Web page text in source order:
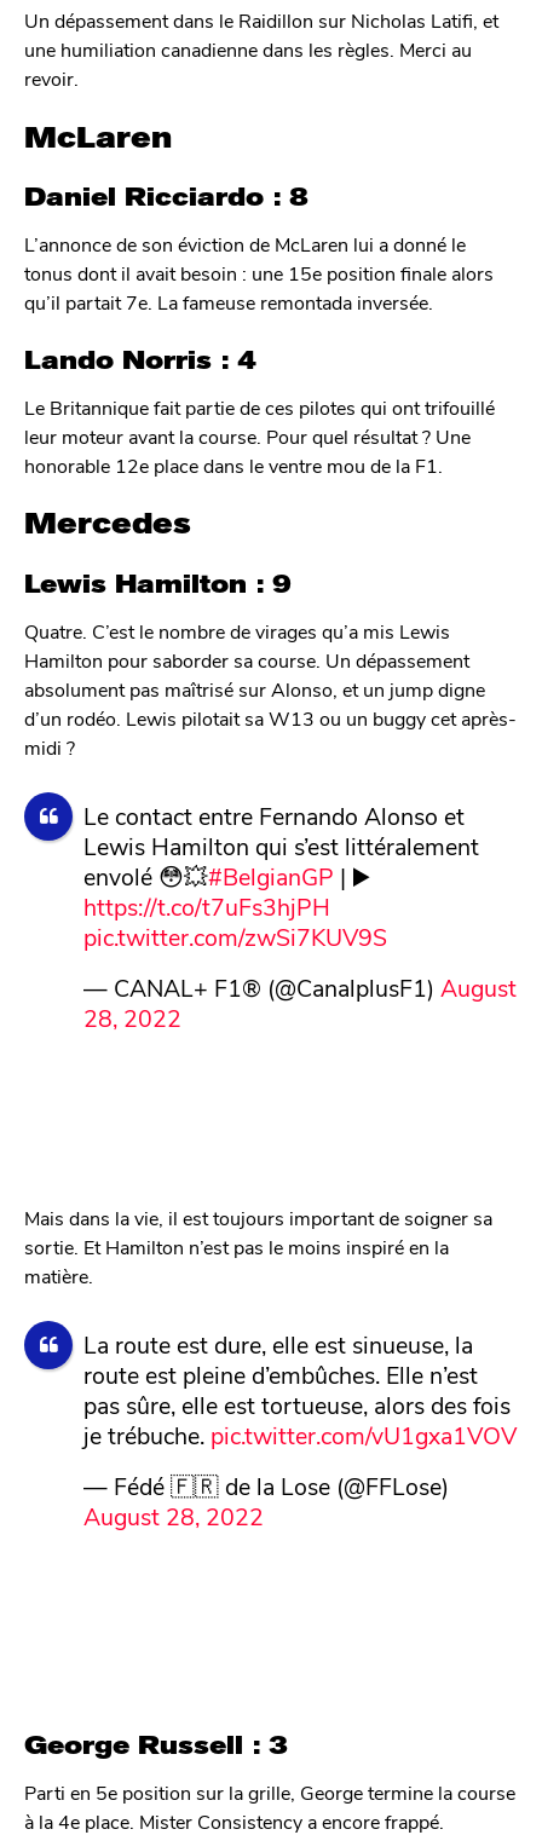
Un dépassement dans le Raidillon sur Nicholas Latifi, et
une humiliation canadienne dans les règles. Merci au
revoir.
McLaren
Daniel Ricciardo : 8
L’annonce de son éviction de McLaren lui a donné le
tonus dont il avait besoin : une 15e position finale alors
qu’il partait 7e. La fameuse remontada inversée.
Lando Norris : 4
Le Britannique fait partie de ces pilotes qui ont trifouillé
leur moteur avant la course. Pour quel résultat ? Une
honorable 12e place dans le ventre mou de la F1.
Mercedes
Lewis Hamilton : 9
Quatre. C’est le nombre de virages qu’a mis Lewis
Hamilton pour saborder sa course. Un dépassement
absolument pas maîtrisé sur Alonso, et un jump digne
d’un rodéo. Lewis pilotait sa W13 ou un buggy cet après-
midi ?
Le contact entre Fernando Alonso et
Lewis Hamilton qui s’est littéralement
envolé 😳💥#BelgianGP | ▶️
https://t.co/t7uFs3hjPH
pic.twitter.com/zwSi7KUV9S
— CANAL+ F1® (@CanalplusF1) August
28, 2022
Mais dans la vie, il est toujours important de soigner sa
sortie. Et Hamilton n’est pas le moins inspiré en la
matière.
La route est dure, elle est sinueuse, la
route est pleine d’embûches. Elle n’est
pas sûre, elle est tortueuse, alors des fois
je trébuche. pic.twitter.com/vU1gxa1VOV
— Fédé 🇫🇷 de la Lose (@FFLose)
August 28, 2022
George Russell : 3
Parti en 5e position sur la grille, George termine la course
à la 4e place. Mister Consistency a encore frappé.